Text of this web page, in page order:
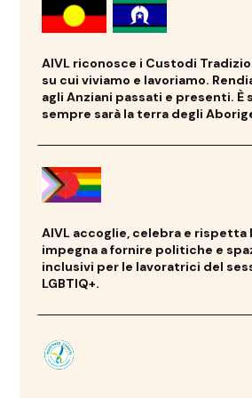
lavorando in genuina
partenariato con tutte le parti
essendo responsabili e attenti
della comunità di cui
rappresentiamo.
AIVL riconosce i Custodi
su cui viviamo e lavoriamo.
agli Anziani passati e presenti. È
sempre sarà la terra degli
AIVL accoglie, celebra e rispetta
impegna a fornire politiche e
inclusivi per le lavoratrici del
LGBTIQ+.